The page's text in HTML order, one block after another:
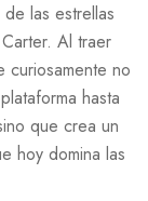
las estrellas
Al traer
no
hasta
que crea un
hoy domina las